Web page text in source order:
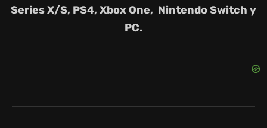
Series X/S, PS4, Xbox One, Nintendo Switch y
PC.